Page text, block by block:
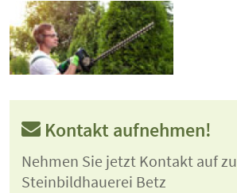
Kontakt aufnehmen!
Nehmen Sie jetzt Kontakt auf zu
Steinbildhauerei Betz